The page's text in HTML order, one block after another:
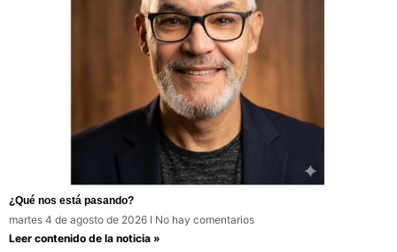
¿Qué nos está pasando?
martes 4 de agosto de 2026
No hay comentarios
Leer contenido de la noticia »